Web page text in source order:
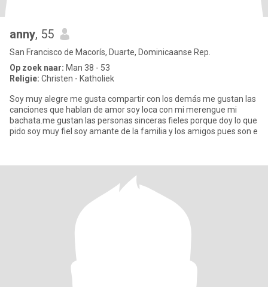
anny, 55
San Francisco de Macorís, Duarte, Dominicaanse Rep.
Op zoek naar: Man 38 - 53
Religie: Christen - Katholiek
Soy muy alegre me gusta compartir con los demás me gustan las
canciones que hablan de amor soy loca con mi merengue mi
bachata.me gustan las personas sinceras fieles porque doy lo que
pido soy muy fiel soy amante de la familia y los amigos pues son e